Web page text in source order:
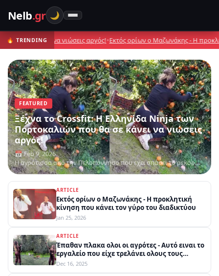
Nelb.gr 🌙
viral
Θρησκεία
πολιτικα
Nelb.gr — Ό,τι αξίζει να
🔥 TRENDING
σε κάνει να νιώσεις αργός!•Εκτός ορίων ο Μαζωνάκης - Η
FEATURED
Ξέχνα το Crossfit: Η Ελληνίδα Ninja των
Πορτοκαλιών που θα σε κάνει να νιώσεις
αργός!
📅 Feb 9, 2026
Η αγρότισσα από την Πελοπόννησο που εχει σπάσει το ρεκόρ
στο μάζεμα
ARTICLE
Εκτός ορίων ο Μαζωνάκης - Η προκλητική
κίνηση που κάνει τον γύρο του διαδικτύου
Jan 25, 2026
ARTICLE
Έπαθαν πλακα ολοι οι αγρότες - Αυτό ειναι το
εργαλείο που είχε τρελάνει ολους τους
παράγωγους
Dec 16, 2025